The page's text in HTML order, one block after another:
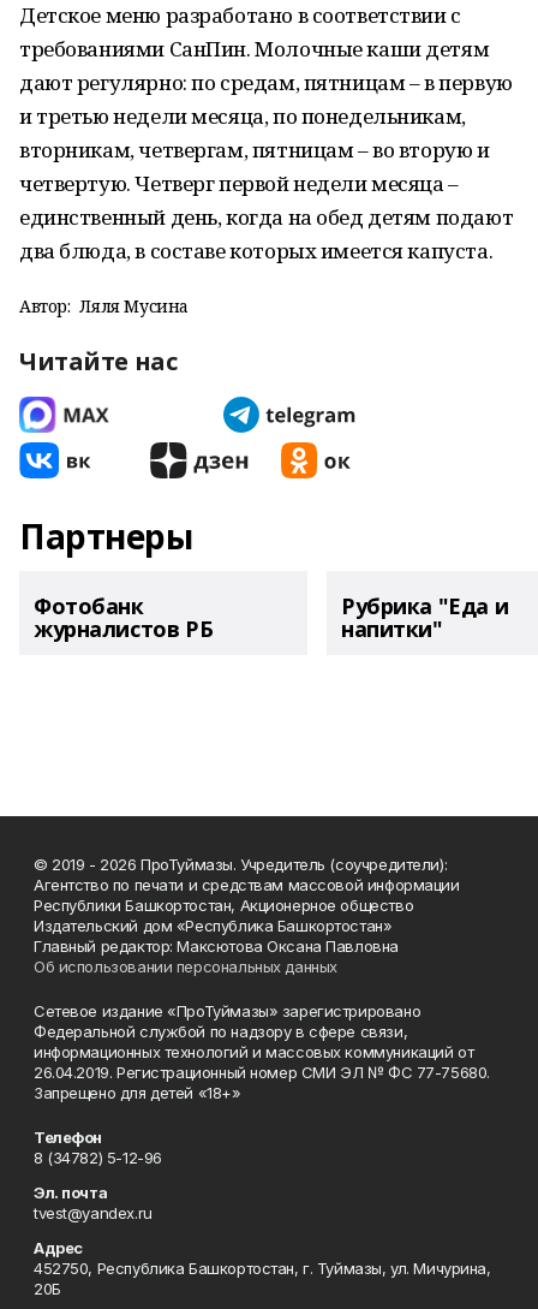
Детское меню разработано в соответствии с
требованиями СанПин. Молочные каши детям
дают регулярно: по средам, пятницам – в первую
и третью недели месяца, по понедельникам,
вторникам, четвергам, пятницам – во вторую и
четвертую. Четверг первой недели месяца –
единственный день, когда на обед детям подают
два блюда, в составе которых имеется капуста.
Автор: Ляля Мусина
Читайте нас
Партнеры
Фотобанк
журналистов РБ
Рубрика "Еда и
напитки"
© 2019 - 2026 ПроТуймазы. Учредитель (соучредители):
Агентство по печати и средствам массовой информации
Республики Башкортостан, Акционерное общество
Издательский дом «Республика Башкортостан»
Главный редактор: Максютова Оксана Павловна
Об использовании персональных данных
Сетевое издание «ПроТуймазы» зарегистрировано
Федеральной службой по надзору в сфере связи,
информационных технологий и массовых коммуникаций от
26.04.2019. Регистрационный номер СМИ ЭЛ № ФС 77-75680.
Запрещено для детей «18+»
Телефон
8 (34782) 5-12-96
Эл. почта
tvest@yandex.ru
Адрес
452750, Республика Башкортостан, г. Туймазы, ул. Мичурина,
20Б